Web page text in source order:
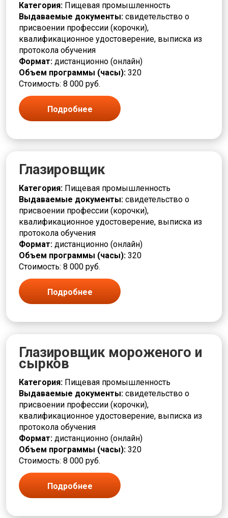
Оптик техник
Отделочник
Педагог
Пекарь
Печатник
Печевой
Пищевая промышленность
Плавильщик
Повар
Подручный
Полировщик
Прессовщик
Приемщик
Программист
Продавец
Производственные процессы
Производство и технологии
Пропитчик
Различные профессии
Разметчик
Разнорабочие
Ремонт
Ремонтировщик
РЖД
Связь и телекоммуникации
Слесарь
Социальная работа
Станочник
Строительство
Сушильщик
Сфера услуг
Съемщик
Текстильная промышленность
Токарь
Травильщик
Уборщик
Упаковщик
Управление и администрирование
Установщик
Категория: Пищевая промышленность
Выдаваемые документы: свидетельство о
присвоении профессии (корочки),
квалификационное удостоверение, выписка из
протокола обучения
Формат: дистанционно (онлайн)
Объем программы (часы): 320
Стоимость: 8 000 руб.
Подробнее
Глазировщик
Категория: Пищевая промышленность
Выдаваемые документы: свидетельство о
присвоении профессии (корочки),
квалификационное удостоверение, выписка из
протокола обучения
Формат: дистанционно (онлайн)
Объем программы (часы): 320
Стоимость: 8 000 руб.
Подробнее
Глазировщик мороженого и
сырков
Категория: Пищевая промышленность
Выдаваемые документы: свидетельство о
присвоении профессии (корочки),
квалификационное удостоверение, выписка из
протокола обучения
Формат: дистанционно (онлайн)
Объем программы (часы): 320
Стоимость: 8 000 руб.
Подробнее